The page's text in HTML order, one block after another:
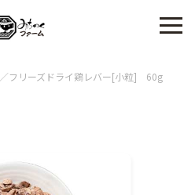
／フリーズドライ鶏レバー[小粒] 60g